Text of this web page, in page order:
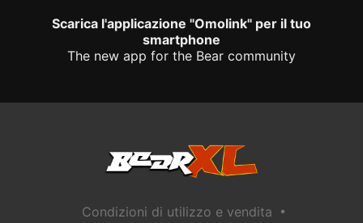
Scarica l'applicazione "Omolink" per il tuo
smartphone
The new app for the Bear community
Condizioni di utilizzo e vendita •